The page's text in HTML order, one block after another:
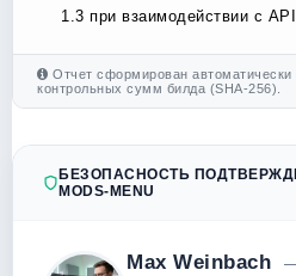
1.3 при взаимодействии с
Отчет сформирован
контрольных сумм билда (SHA-256).
БЕЗОПАСНОСТЬ
MODS-MENU
Max Weinbach